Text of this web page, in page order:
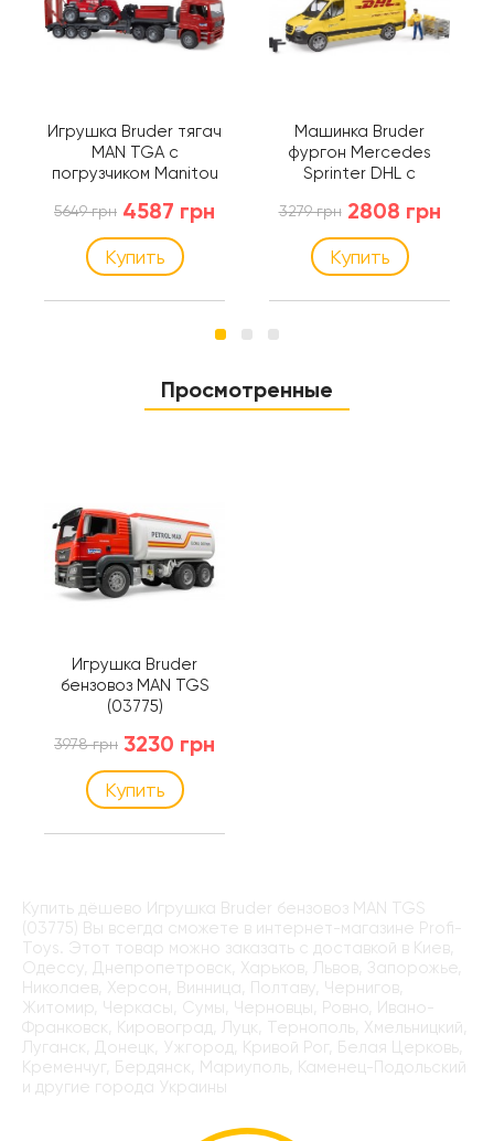
Игрушка Bruder тягач
MAN TGA с
погрузчиком Manitou
5649 грн 4587 грн
Купить
Машинка Bruder
фургон Mercedes
Sprinter DHL с
аксессуарами (02671)
3279 грн 2808 грн
Купить
Просмотренные
Игрушка Bruder
бензовоз MAN TGS
(03775)
3978 грн 3230 грн
Купить
Купить дёшево Игрушка Bruder бензовоз MAN TGS
(03775) Вы всегда сможете в интернет-магазине Profi-
Toys. Этот товар можно заказать с доставкой в Киев,
Одессу, Днепропетровск, Харьков, Львов, Запорожье,
Николаев, Херсон, Винница, Полтаву, Чернигов,
Житомир, Черкасы, Сумы, Черновцы, Ровно, Ивано-
Франковск, Кировоград, Луцк, Тернополь, Хмельницкий,
Луганск, Донецк, Ужгород, Кривой Рог, Белая Церковь,
Кременчуг, Бердянск, Мариуполь, Каменец-Подольский
и другие города Украины